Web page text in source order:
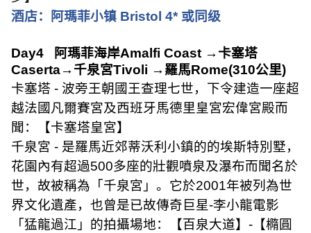
酒店：阿瑪菲小镇 Bristol 4* 或同级
Day4 阿瑪菲海岸Amalfi Coast →卡塞塔
Caserta→千泉宮Tivoli →羅馬Rome(310公里)
卡塞塔 - 波旁王朝國王查理七世，下令建造一座超
越法國凡爾賽宮及西班牙馬德里皇宮宏偉宮殿而
聞：【卡塞塔皇宮】
千泉宮 - 是羅馬近郊蒂沃利小鎮的的埃斯特別墅，
花園內有超過500多座的壯觀噴泉及瀑布而聞名於
世，故被稱為「千泉宮」。它於2001年被列為世
界文化遺產，也曾是已故傳奇巨星-李小龍電影
「猛龍過江」的拍攝場地：【百泉大道】 - 【橢圓